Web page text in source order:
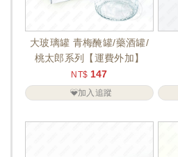
大玻璃罐 青梅醃罐/藥酒罐/
桃太郎系列【運費外加】
NT$ 147
加入追蹤